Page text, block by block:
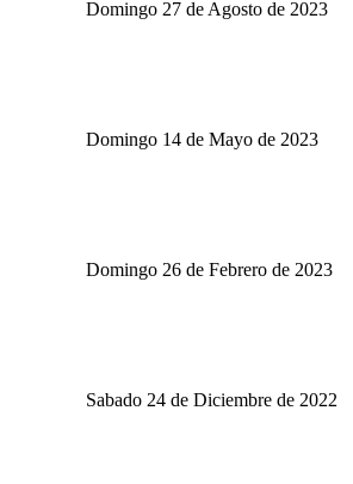
Domingo 27 de Agosto de 2023
Domingo 14 de Mayo de 2023
Domingo 26 de Febrero de 2023
Sabado 24 de Diciembre de 2022